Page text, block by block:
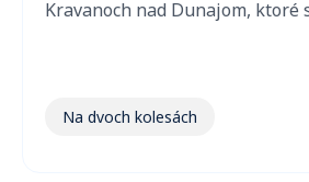
Kravanoch nad Dunajom, ktoré
Na dvoch kolesách